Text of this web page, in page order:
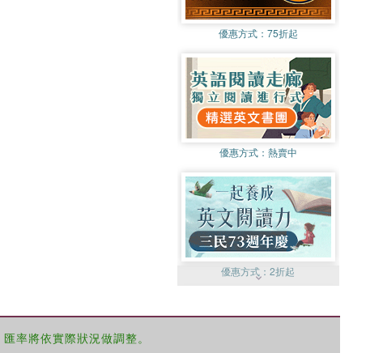
優惠方式： 75折起
優惠方式： 熱賣中
優惠方式：2折起
率將依實際狀況做調整。